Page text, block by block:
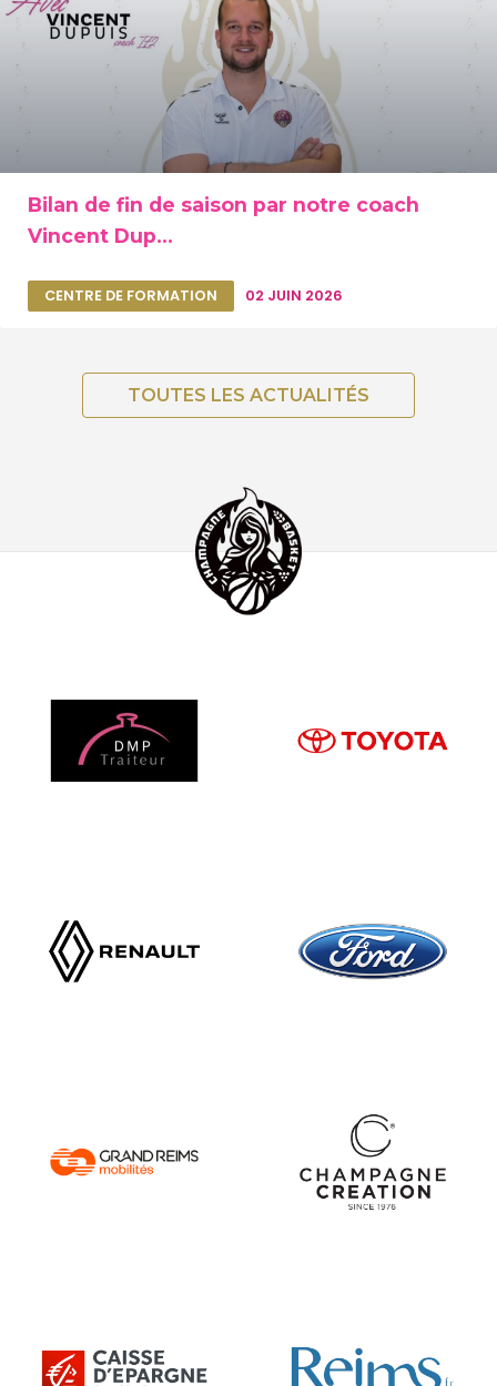
Bilan de fin de saison par notre coach
Vincent Dup...
CENTRE DE FORMATION 02 JUIN 2026
TOUTES LES ACTUALITÉS